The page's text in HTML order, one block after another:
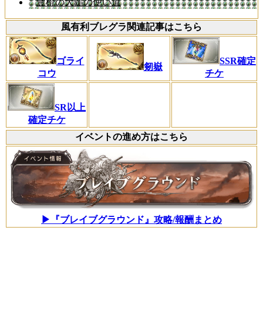
豊橙の大鎚の使い道
風有利ブレグラ関連記事はこちら
ゴライ
コウ
剱嶽
SSR確定
チケ
SR以上
確定チケ
イベントの進め方はこちら
▶『ブレイブグラウンド』攻略/報酬まとめ